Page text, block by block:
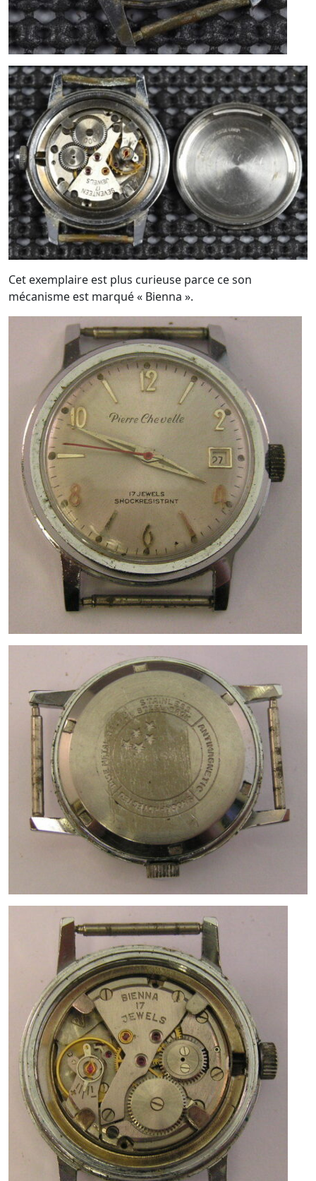
Cet exemplaire est plus curieuse parce ce son
mécanisme est marqué « Bienna ».